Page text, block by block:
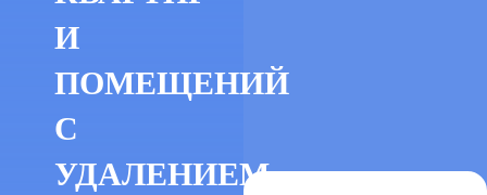
И
ПОМЕЩЕНИЙ
С
УДАЛЕНИЕМ